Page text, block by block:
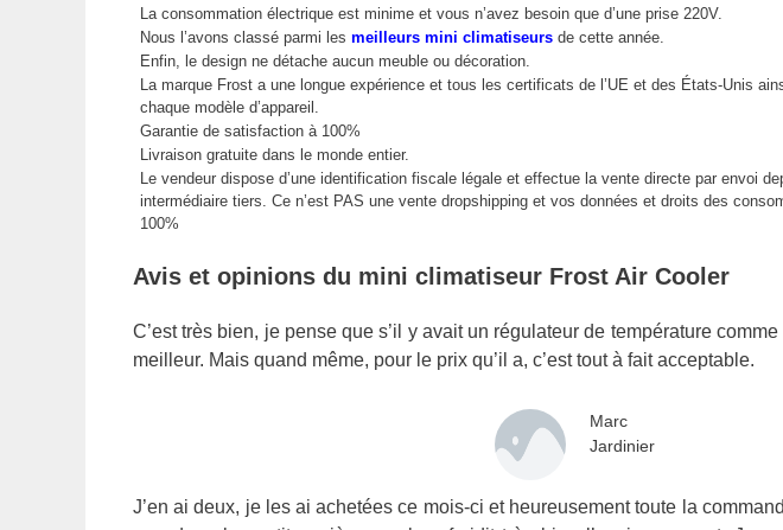
La consommation électrique est minime et vous n’avez besoin que d’une prise 220V.
Nous l’avons classé parmi les meilleurs mini climatiseurs de cette année.
Enfin, le design ne détache aucun meuble ou décoration.
La marque Frost a une longue expérience et tous les certificats de l’UE et des États-Unis
chaque modèle d’appareil.
Garantie de satisfaction à 100%
Livraison gratuite dans le monde entier.
Le vendeur dispose d’une identification fiscale légale et effectue la vente directe par envoi
intermédiaire tiers. Ce n’est PAS une vente dropshipping et vos données et droits des
100%
Avis et opinions du mini climatiseur Frost Air Cooler
C’est très bien, je pense que s’il y avait un régulateur de température
meilleur. Mais quand même, pour le prix qu’il a, c’est tout à fait acceptable.
Marc
Jardinier
J’en ai deux, je les ai achetées ce mois-ci et heureusement toute la